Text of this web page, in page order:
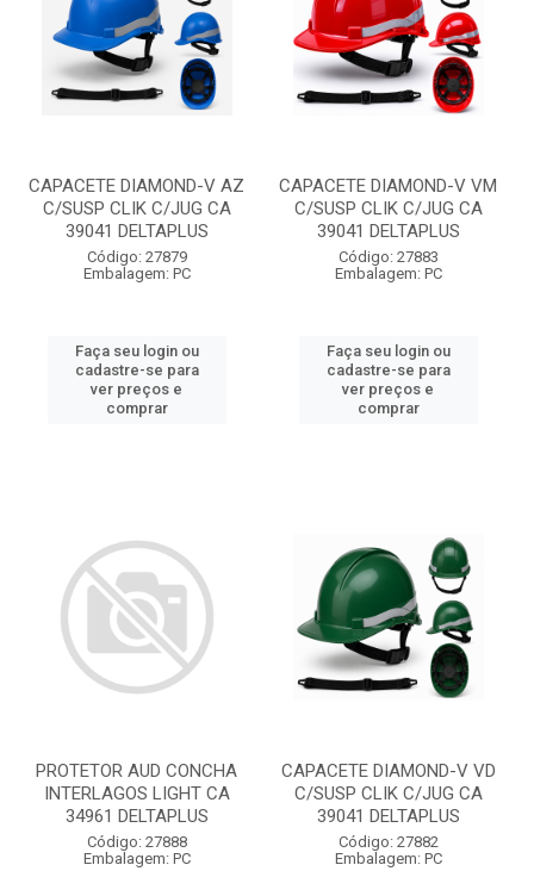
CAPACETE DIAMOND-V AZ
C/SUSP CLIK C/JUG CA
39041 DELTAPLUS
Código: 27879
Embalagem: PC
Faça seu login ou
cadastre-se para
ver preços e
comprar
CAPACETE DIAMOND-V VM
C/SUSP CLIK C/JUG CA
39041 DELTAPLUS
Código: 27883
Embalagem: PC
Faça seu login ou
cadastre-se para
ver preços e
comprar
PROTETOR AUD CONCHA
INTERLAGOS LIGHT CA
34961 DELTAPLUS
Código: 27888
Embalagem: PC
CAPACETE DIAMOND-V VD
C/SUSP CLIK C/JUG CA
39041 DELTAPLUS
Código: 27882
Embalagem: PC